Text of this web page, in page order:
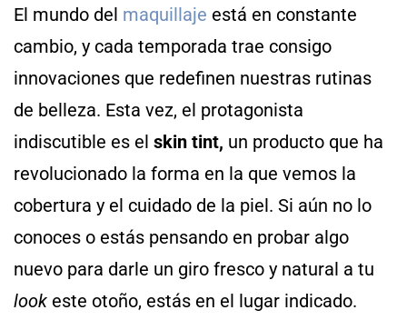
El mundo del maquillaje está en constante
cambio, y cada temporada trae consigo
innovaciones que redefinen nuestras rutinas
de belleza. Esta vez, el protagonista
indiscutible es el skin tint, un producto que ha
revolucionado la forma en la que vemos la
cobertura y el cuidado de la piel. Si aún no lo
conoces o estás pensando en probar algo
nuevo para darle un giro fresco y natural a tu
look este otoño, estás en el lugar indicado.